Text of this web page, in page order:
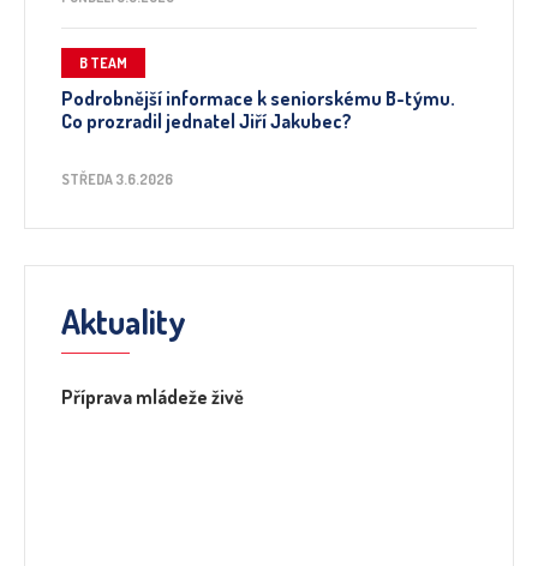
B TEAM
Podrobnější informace k seniorskému B-týmu.
Co prozradil jednatel Jiří Jakubec?
STŘEDA 3.6.2026
Aktuality
Příprava mládeže živě